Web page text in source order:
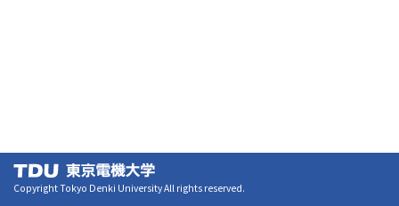
Copyright Tokyo Denki University All rights reserved.